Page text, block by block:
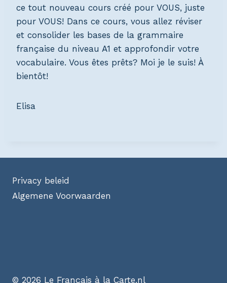
ce tout nouveau cours créé pour VOUS, juste
pour VOUS! Dans ce cours, vous allez réviser
et consolider les bases de la grammaire
française du niveau A1 et approfondir votre
vocabulaire. Vous êtes prêts? Moi je le suis! À
bientôt!
Elisa
Privacy beleid
Algemene Voorwaarden
© 2026 Le Français à la Carte.nl